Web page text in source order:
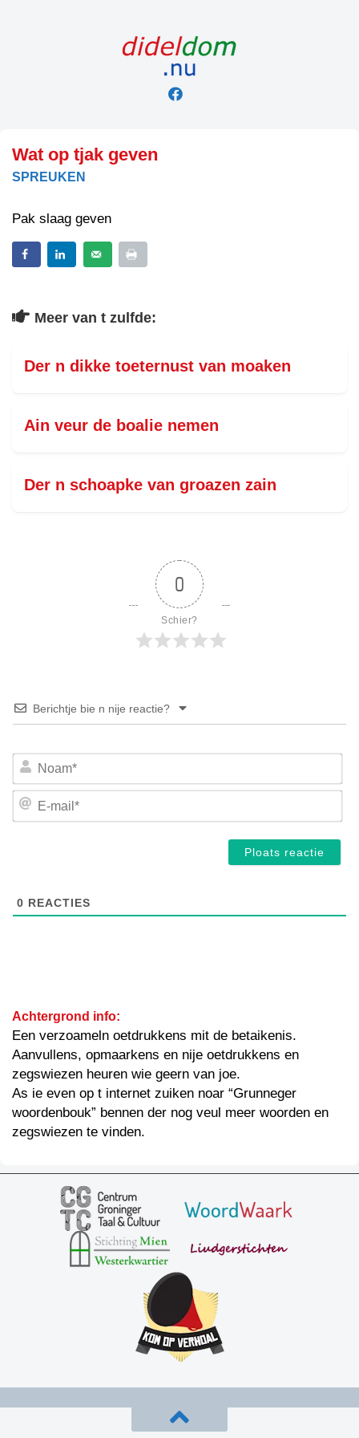
Wat op tjak geven
SPREUKEN
Pak slaag geven
Meer van t zulfde:
Der n dikke toeternust van moaken
Ain veur de boalie nemen
Der n schoapke van groazen zain
0
Schier?
Berichtje bie n nije reactie?
E-
0 REACTIES
Achtergrond info:
Een verzoameln oetdrukkens mit de betaikenis.
Aanvullens, opmaarkens en nije oetdrukkens en
zegswiezen heuren wie geern van joe.
As ie even op t internet zuiken noar “Grunneger
woordenbouk” bennen der nog veul meer woorden en
zegswiezen te vinden.